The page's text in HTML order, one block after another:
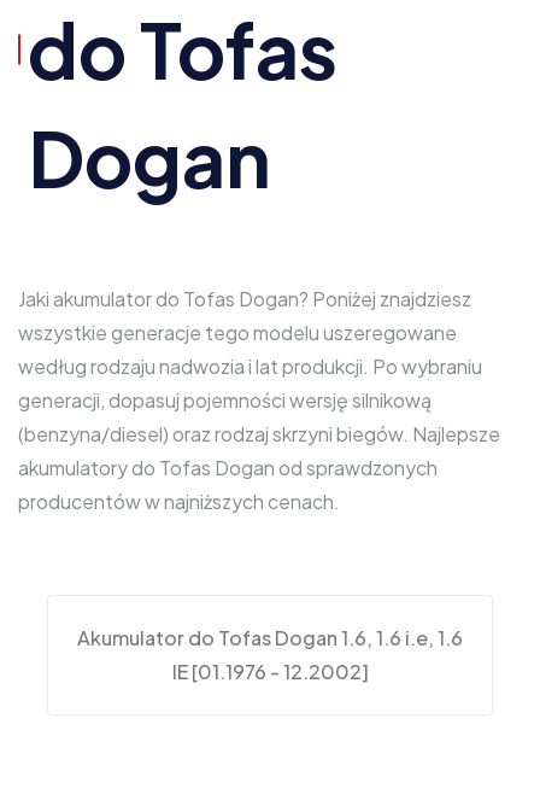
do Tofas
Dogan
Jaki akumulator do Tofas Dogan? Poniżej znajdziesz
wszystkie generacje tego modelu uszeregowane
według rodzaju nadwozia i lat produkcji. Po wybraniu
generacji, dopasuj pojemności wersję silnikową
(benzyna/diesel) oraz rodzaj skrzyni biegów. Najlepsze
akumulatory do Tofas Dogan od sprawdzonych
producentów w najniższych cenach.
Akumulator do Tofas Dogan 1.6, 1.6 i.e, 1.6
IE [01.1976 - 12.2002]